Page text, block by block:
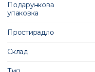
Подарункова
упаковка
Простирадло
Склад